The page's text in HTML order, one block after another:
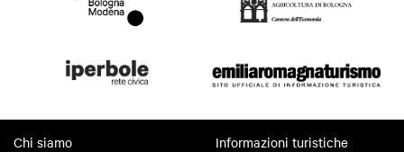
Chi siamo
Informazioni turistiche